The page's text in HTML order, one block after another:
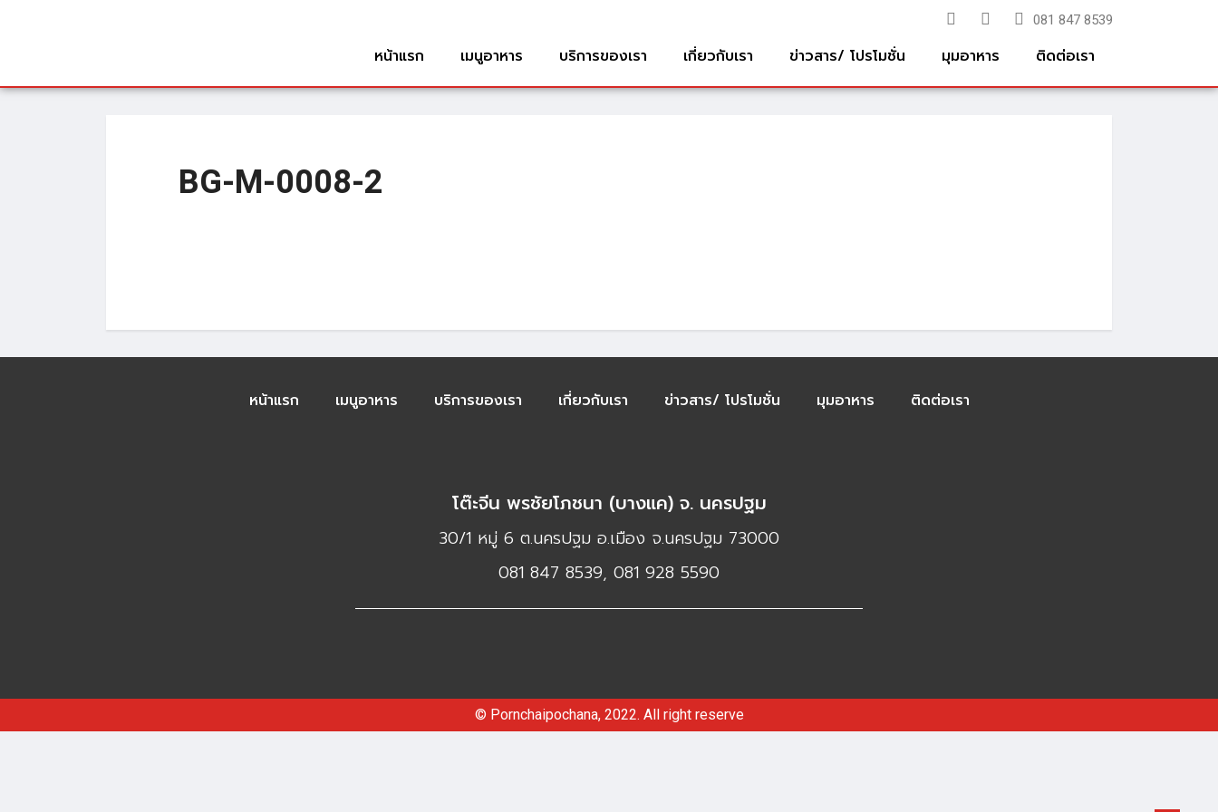
081 847 8539
หน้าแรก เมนูอาหาร บริการของเรา เกี่ยวกับเรา ข่าวสาร/ โปรโมชั่น มุมอาหาร ติดต่อเรา
BG-M-0008-2
หน้าแรก เมนูอาหาร บริการของเรา เกี่ยวกับเรา ข่าวสาร/ โปรโมชั่น มุมอาหาร ติดต่อเรา
โต๊ะจีน พรชัยโภชนา (บางแค) จ. นครปฐม
30/1 หมู่ 6 ต.นครปฐม อ.เมือง จ.นครปฐม 73000
081 847 8539, 081 928 5590​
© Pornchaipochana, 2022. All right reserve